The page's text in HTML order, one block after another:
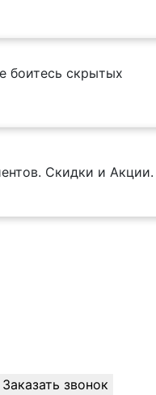
боитесь скрытых
Скидки и Акции.
Заказать звонок